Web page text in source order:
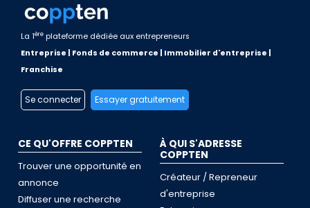
La 1ère plateforme dédiée aux entrepreneurs
Entreprise | Fonds de commerce | Immobilier d'entreprise |
Franchise
Se connecter Essayer gratuitement
CE QU'OFFRE COPPTEN
Trouver une opportunité en
annonce
Diffuser une recherche
À QUI S'ADRESSE
COPPTEN
Créateur / Repreneur
d'entreprise